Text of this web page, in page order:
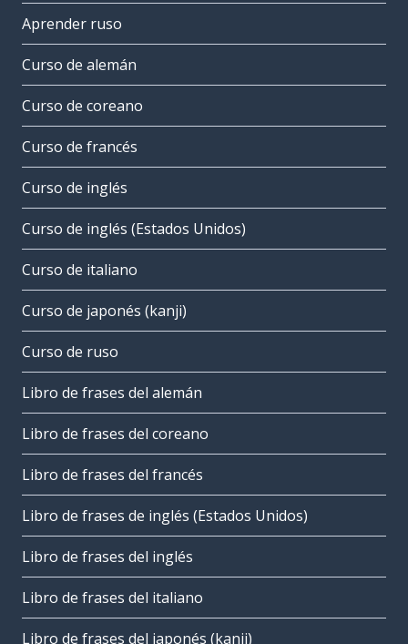
Aprender ruso
Curso de alemán
Curso de coreano
Curso de francés
Curso de inglés
Curso de inglés (Estados Unidos)
Curso de italiano
Curso de japonés (kanji)
Curso de ruso
Libro de frases del alemán
Libro de frases del coreano
Libro de frases del francés
Libro de frases de inglés (Estados Unidos)
Libro de frases del inglés
Libro de frases del italiano
Libro de frases del japonés (kanji)